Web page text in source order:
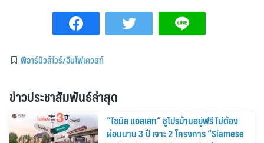
พีอาร์นิวส์ไวร์/อินโฟเควสท์
ข่าวประชาสัมพันธ์ล่าสุด
“ไซมิส แอสเสท” ชูโปรบ้านอยู่ฟรี ไม่ต้อง
ผ่อนนาน 3 ปี เจาะ 2 โครงการ “Siamese